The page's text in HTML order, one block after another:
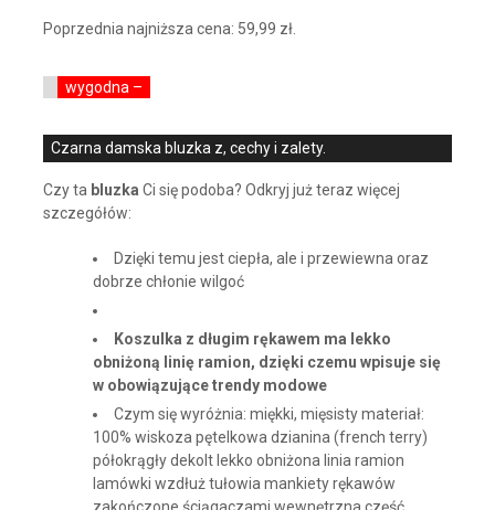
Poprzednia najniższa cena: 59,99 zł.
wygodna –
Czarna damska bluzka z, cechy i zalety.
Czy ta bluzka Ci się podoba? Odkryj już teraz więcej
szczegółów:
Dzięki temu jest ciepła, ale i przewiewna oraz
dobrze chłonie wilgoć
Koszulka z długim rękawem ma lekko
obniżoną linię ramion, dzięki czemu wpisuje się
w obowiązujące trendy modowe
Czym się wyróżnia: miękki, mięsisty materiał:
100% wiskoza pętelkowa dzianina (french terry)
półokrągły dekolt lekko obniżona linia ramion
lamówki wzdłuż tułowia mankiety rękawów